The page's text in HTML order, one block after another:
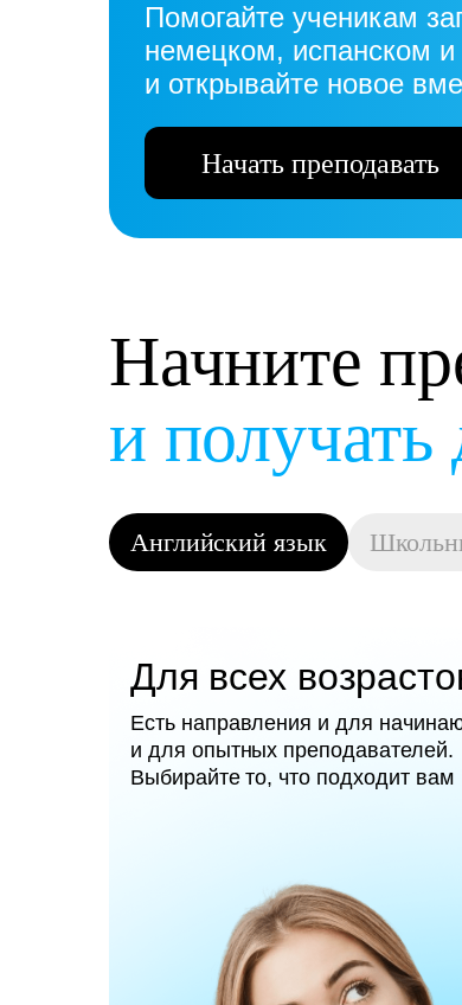
Помогайте ученикам
немецком, испанском
и открывайте новое
Начать преподавать
Начните
на своих
Английский язык
Для всех
Есть направления и для
и для опытных преподавателей.
Выбирайте то, что подходит вам